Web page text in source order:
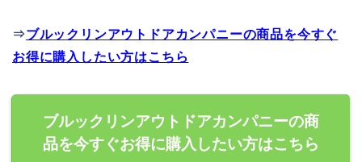
⇒ブルックリンアウトドアカンパニーの商品を今すぐ
お得に購入したい方はこちら
ブルックリンアウトドアカンパニーの商
品を今すぐお得に購入したい方はこちら